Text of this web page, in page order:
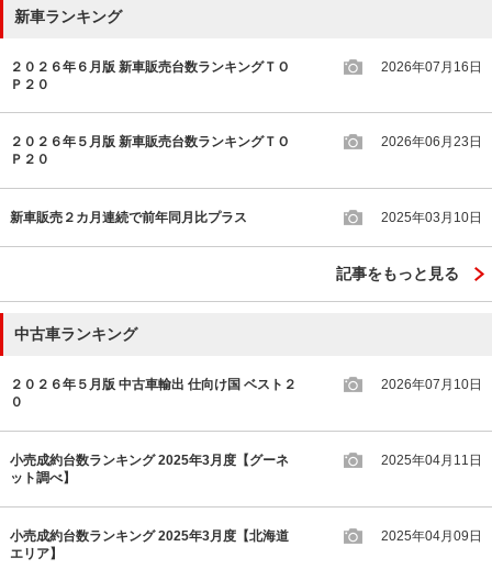
新車ランキング
２０２６年６月版 新車販売台数ランキングＴＯ
Ｐ２０
2026年07月16日
２０２６年５月版 新車販売台数ランキングＴＯ
Ｐ２０
2026年06月23日
新車販売２カ月連続で前年同月比プラス 2025年03月10日
記事をもっと見る
中古車ランキング
２０２６年５月版 中古車輸出 仕向け国 ベスト２
０
2026年07月10日
小売成約台数ランキング 2025年3月度【グーネ
ット調べ】
2025年04月11日
小売成約台数ランキング 2025年3月度【北海道
エリア】
2025年04月09日